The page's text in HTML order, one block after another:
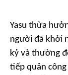
Yasu thừa
người đã khởi
kỷ và thường
tiếp quản công